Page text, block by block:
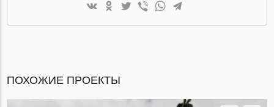
ПОХОЖИЕ ПРОЕКТЫ